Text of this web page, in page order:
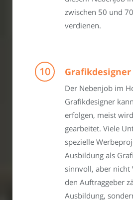
zwischen 50 und
verdienen.
Grafikdesigner
Der Nebenjob im
Grafikdesigner
erfolgen, meist
gearbeitet. Viele
spezielle
Ausbildung als
sinnvoll, aber nicht
den Auftraggeber
Ausbildung,